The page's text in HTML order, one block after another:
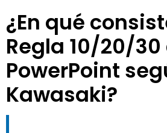
¿En qué
Regla 10/20/30
PowerPoint
Kawasaki?